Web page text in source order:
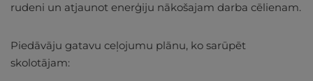
rudeni un atjaunot enerģiju nākošajam darba cēlienam.
Piedāvāju gatavu ceļojumu plānu, ko sarūpēt
skolotājam: